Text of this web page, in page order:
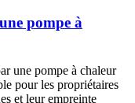
pompe à
une pompe à chaleur
pour les propriétaires
et leur empreinte